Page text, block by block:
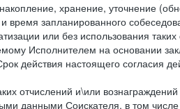
хранение, уточнение
время запланированного
или без использования таких
Исполнителем на основании
действия настоящего согласия
отчислений и\или
данными Соискателя, в том